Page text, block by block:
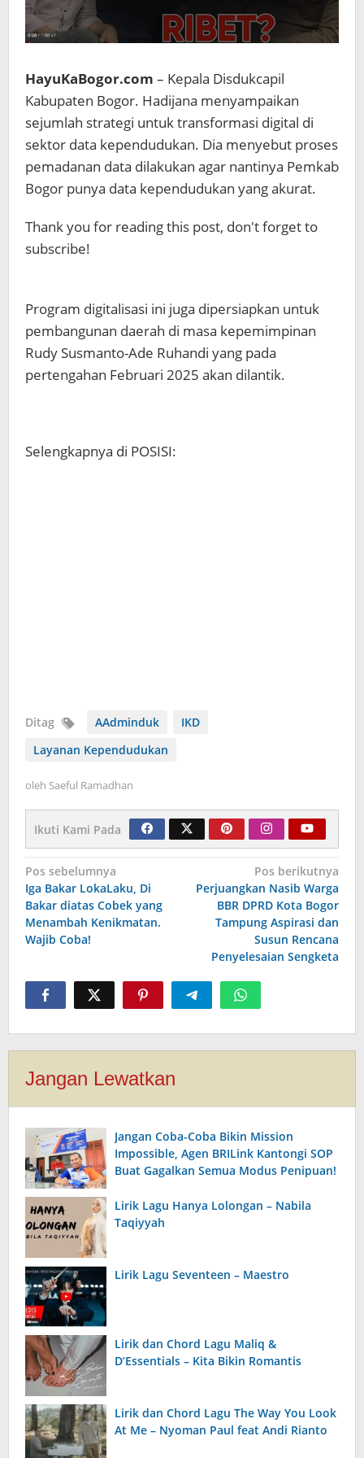
HayuKaBogor.com – Kepala Disdukcapil
Kabupaten Bogor. Hadijana menyampaikan
sejumlah strategi untuk transformasi digital di
sektor data kependudukan. Dia menyebut proses
pemadanan data dilakukan agar nantinya Pemkab
Bogor punya data kependudukan yang akurat.
Thank you for reading this post, don't forget to
subscribe!
Program digitalisasi ini juga dipersiapkan untuk
pembangunan daerah di masa kepemimpinan
Rudy Susmanto-Ade Ruhandi yang pada
pertengahan Februari 2025 akan dilantik.
Selengkapnya di POSISI:
Ditag AAdminduk
IKD
Layanan Kependudukan
oleh Saeful Ramadhan
Ikuti Kami Pada
Navigasi
pos
Pos sebelumnya
Iga Bakar LokaLaku, Di
Bakar diatas Cobek yang
Menambah Kenikmatan.
Wajib Coba!
Pos berikutnya
Perjuangkan Nasib Warga
BBR DPRD Kota Bogor
Tampung Aspirasi dan
Susun Rencana
Penyelesaian Sengketa
Jangan Lewatkan
Jangan Coba-Coba Bikin Mission
Impossible, Agen BRILink Kantongi SOP
Buat Gagalkan Semua Modus Penipuan!
Lirik Lagu Hanya Lolongan – Nabila
Taqiyyah
Lirik Lagu Seventeen – Maestro
Lirik dan Chord Lagu Maliq &
D’Essentials – Kita Bikin Romantis
Lirik dan Chord Lagu The Way You Look
At Me – Nyoman Paul feat Andi Rianto